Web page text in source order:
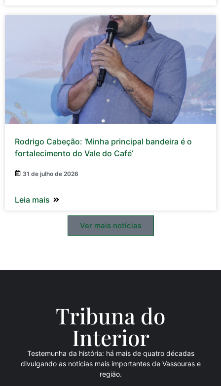
Rodrigo Cabeção: ‘Minha principal bandeira é o
fortalecimento do Vale do Café’
31 de julho de 2026
Leia mais
Ver mais notícias
Tribuna do
Interior
Testemunha da história: há mais de quatro décadas
divulgando as notícias mais importantes de Vassouras e
região.